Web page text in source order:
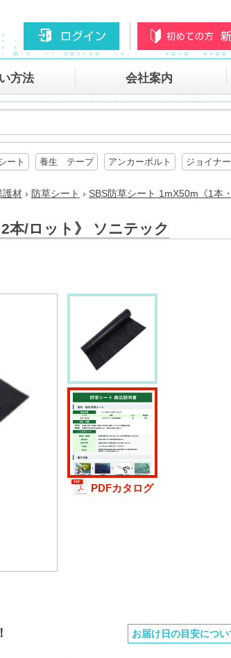
方法 会社案内
ート 養生 テープ アンカーボルト ジョイナー
護材› 防草シート › SBS防草シート 1mX50m《1本
本/ロット》 ソニテック
PDFカタログ
お届け日の目安につい